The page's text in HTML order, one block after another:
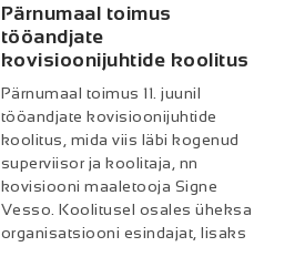
Pärnumaal toimus
tööandjate
kovisioonijuhtide koolitus
Pärnumaal toimus 11. juunil
tööandjate kovisioonijuhtide
koolitus, mida viis läbi kogenud
superviisor ja koolitaja, nn
kovisiooni maaletooja Signe
Vesso. Koolitusel osales üheksa
organisatsiooni esindajat, lisaks